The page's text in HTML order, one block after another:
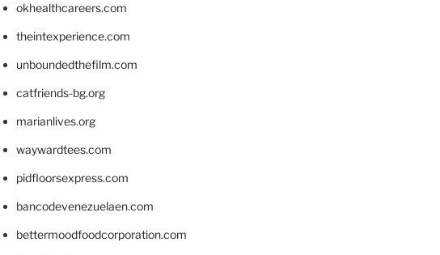
okhealthcareers.com
theintexperience.com
unboundedthefilm.com
catfriends-bg.org
marianlives.org
waywardtees.com
pidfloorsexpress.com
bancodevenezuelaen.com
bettermoodfoodcorporation.com